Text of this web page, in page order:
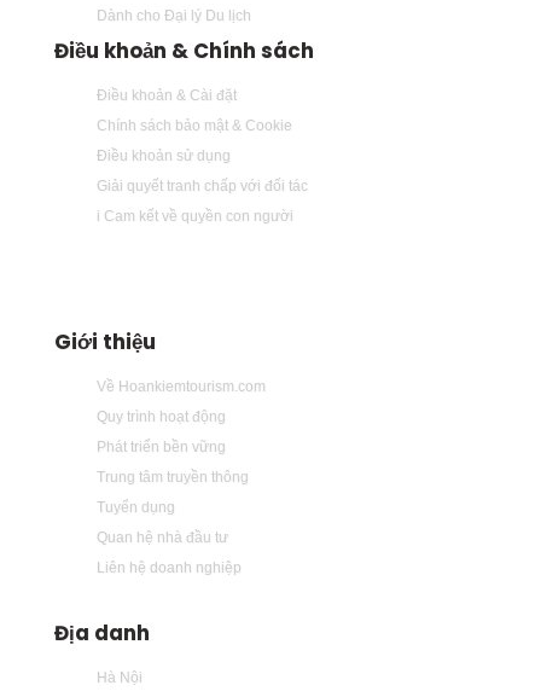
Dành cho Đại lý Du lịch
Điều khoản & Chính sách
Điều khoản & Cài đặt
Chính sách bảo mật & Cookie
Điều khoản sử dụng
Giải quyết tranh chấp với đối tác
i Cam kết về quyền con người
Giới thiệu
Về Hoankiemtourism.com
Quy trình hoạt động
Phát triển bền vững
Trung tâm truyền thông
Tuyển dụng
Quan hệ nhà đầu tư
Liên hệ doanh nghiệp
Địa danh
Hà Nội